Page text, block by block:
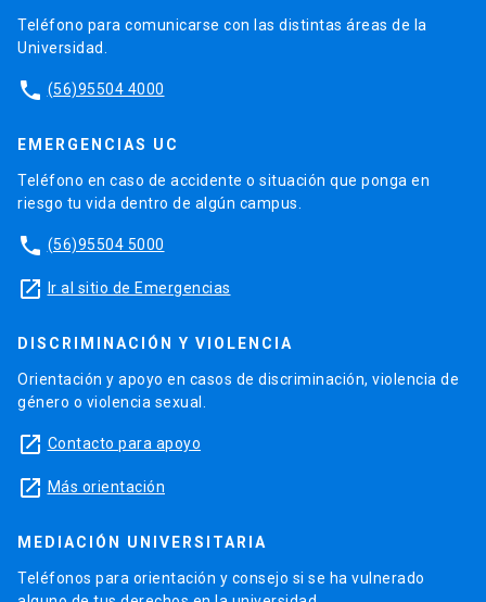
Teléfono para comunicarse con las distintas áreas de la
Universidad.
phone (56)95504 4000
EMERGENCIAS UC
Teléfono en caso de accidente o situación que ponga en
riesgo tu vida dentro de algún campus.
phone (56)95504 5000
launch Ir al sitio de Emergencias
DISCRIMINACIÓN Y VIOLENCIA
Orientación y apoyo en casos de discriminación, violencia de
género o violencia sexual.
launch Contacto para apoyo
launch Más orientación
MEDIACIÓN UNIVERSITARIA
Teléfonos para orientación y consejo si se ha vulnerado